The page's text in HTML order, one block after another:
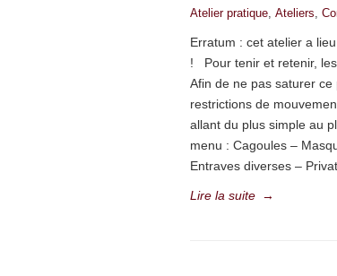
Atelier pratique, Ateliers,
Erratum : cet atelier a
! Pour tenir et retenir,
Afin de ne pas saturer
restrictions de
allant du plus simple au
menu : Cagoules –
Entraves diverses –
Lire la suite →